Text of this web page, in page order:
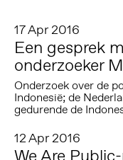
17 Apr 2016
Een gesprek
onderzoeker
Onderzoek over de
Indonesië; de
gedurende de
12 Apr 2016
We Are